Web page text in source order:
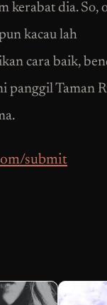
kerabat dia. So,
kacau lah
cara baik,
panggil Taman
submit